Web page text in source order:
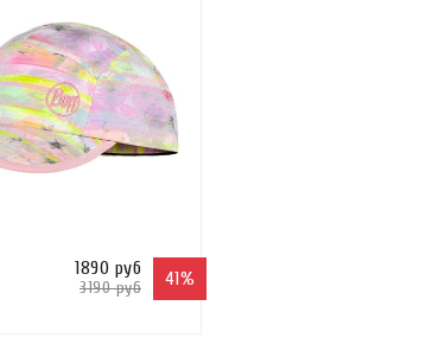
1890 руб
3190 руб 41%